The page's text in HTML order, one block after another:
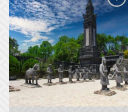
Add to
wishlist